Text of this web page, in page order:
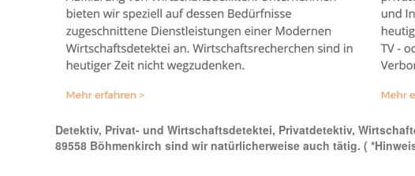
Detektiv, Privat- und Wirtschaftsdetektei, Privatdetektiv,
89558 Böhmenkirch sind wir natürlicherweise auch tätig. (